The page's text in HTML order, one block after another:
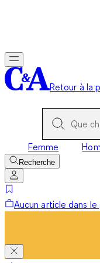
Retour à la
Femme
Recherche
Aucun article dans le